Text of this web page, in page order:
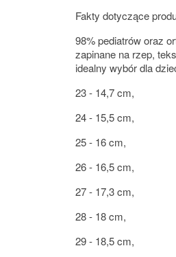
Fakty dotyczące
98% pediatrów oraz
zapinane na rzep,
idealny wybór dla
23 - 14,7 cm,
24 - 15,5 cm,
25 - 16 cm,
26 - 16,5 cm,
27 - 17,3 cm,
28 - 18 cm,
29 - 18,5 cm,